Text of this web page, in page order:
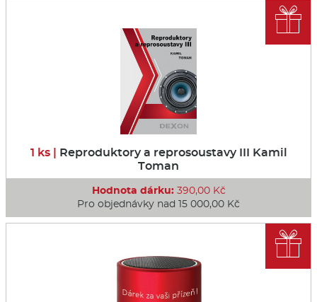
1 ks | Reproduktory a reprosoustavy III Kamil
Toman
Hodnota dárku:390,00 Kč
Pro objednávky nad 15 000,00 Kč

